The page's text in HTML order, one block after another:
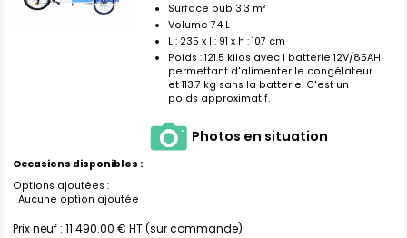
Surface pub 3.3 m²
Volume74 L
L : 235 x l : 91 x h :107 cm
Poids :121.5 kilos avec 1 batterie 12V/85AH
permettant d'alimenter le congélateur
et 113.7 kg sans la batterie. C'est un
poids approximatif.
Photos en situation
Occasions disponibles :
Options ajoutées :
Aucune option ajoutée
Prix neuf :11 490.00 € HT (sur commande)